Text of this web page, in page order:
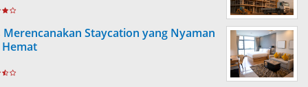
Merencanakan Staycation yang Nyaman